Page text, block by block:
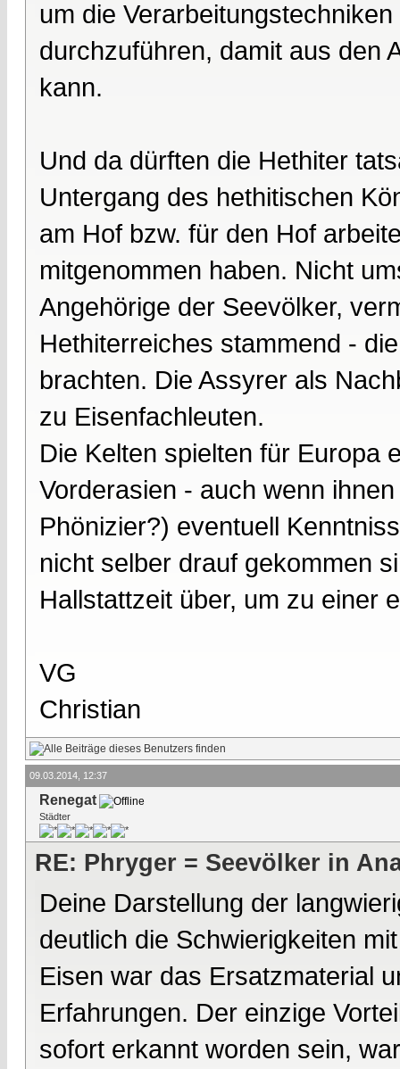
um die
durchzuführen, damit aus den
kann.
Und da dürften die Hethiter
Untergang des hethitischen
am Hof bzw. für den Hof
mitgenommen haben. Nicht
Angehörige der Seevölker,
Hethiterreiches stammend -
brachten. Die Assyrer als
zu Eisenfachleuten.
Die Kelten spielten für Europa
Vorderasien - auch wenn
Phönizier?) eventuell
nicht selber drauf gekommen
Hallstattzeit über, um zu einer
VG
Christian
09.03.2014, 12:37
Renegat
Städter
RE: Phryger = Seevölker in
Deine Darstellung der
deutlich die Schwierigkeiten
Eisen war das Ersatzmaterial
Erfahrungen. Der einzige
sofort erkannt worden sein,